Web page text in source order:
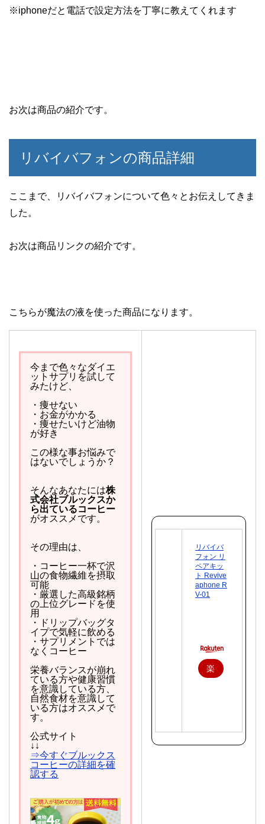
※iphoneだと電話で設定方法を丁寧に教えてくれます
お次は商品の紹介です。
リバイバフォンの商品詳細
ここまで、リバイバフォンについて色々とお伝えしてきま
した。
お次は商品リンクの紹介です。
こちらが魔法の液を使った商品になります。
今まで色々なダイエ
ットサプリを試して
みたけど、
・痩せない
・お金がかかる
・痩せたいけど油物
が好き
この様な事お悩みで
はないでしょうか？
そんなあなたには株
式会社ブルックスか
ら出ているコーヒー
がオススメです。
その理由は、
・コーヒー一杯で沢
山の食物繊維を摂取
可能
・厳選した高級銘柄
の上位グレードを使
用
・ドリップバッグタ
イプで気軽に飲める
・サプリメントでは
なくコーヒー
栄養バランスが崩れ
ている方や健康習慣
を意識している方、
自然食材を意識して
いる方はオススメで
す。
公式サイト
↓↓
⇒今すぐブルックス
コーヒーの詳細を確
認する
リバイバ
フォン リ
ペアキッ
ト Revive
aphone R
V-01
楽
入